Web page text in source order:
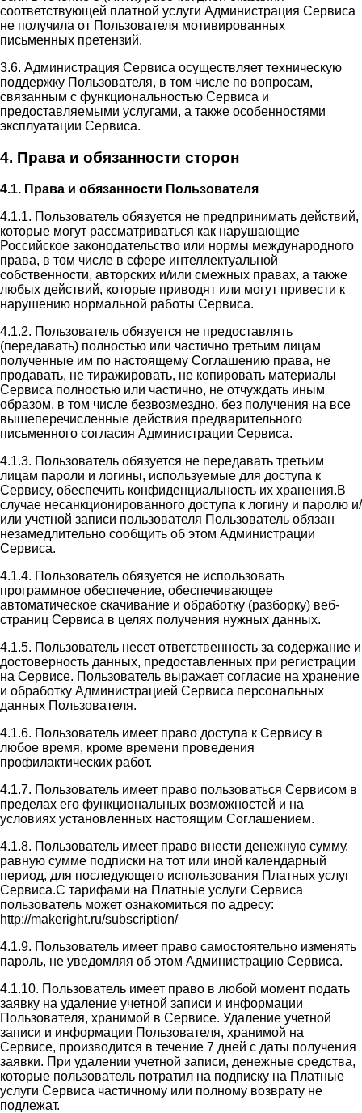
соответствующей платной услуги Администрация Сервиса
не получила от Пользователя мотивированных
письменных претензий.
3.6. Администрация Сервиса осуществляет техническую
поддержку Пользователя, в том числе по вопросам,
связанным с функциональностью Сервиса и
предоставляемыми услугами, а также особенностями
эксплуатации Сервиса.
4. Права и обязанности сторон
4.1. Права и обязанности Пользователя
4.1.1. Пользователь обязуется не предпринимать действий,
которые могут рассматриваться как нарушающие
Российское законодательство или нормы международного
права, в том числе в сфере интеллектуальной
собственности, авторских и/или смежных правах, а также
любых действий, которые приводят или могут привести к
нарушению нормальной работы Сервиса.
4.1.2. Пользователь обязуется не предоставлять
(передавать) полностью или частично третьим лицам
полученные им по настоящему Соглашению права, не
продавать, не тиражировать, не копировать материалы
Сервиса полностью или частично, не отчуждать иным
образом, в том числе безвозмездно, без получения на все
вышеперечисленные действия предварительного
письменного согласия Администрации Сервиса.
4.1.3. Пользователь обязуется не передавать третьим
лицам пароли и логины, используемые для доступа к
Сервису, обеспечить конфиденциальность их хранения.В
случае несанкционированного доступа к логину и паролю и/
или учетной записи пользователя Пользователь обязан
незамедлительно сообщить об этом Администрации
Сервиса.
4.1.4. Пользователь обязуется не использовать
программное обеспечение, обеспечивающее
автоматическое скачивание и обработку (разборку) веб-
страниц Сервиса в целях получения нужных данных.
4.1.5. Пользователь несет ответственность за содержание и
достоверность данных, предоставленных при регистрации
на Сервисе. Пользователь выражает согласие на хранение
и обработку Администрацией Сервиса персональных
данных Пользователя.
4.1.6. Пользователь имеет право доступа к Сервису в
любое время, кроме времени проведения
профилактических работ.
4.1.7. Пользователь имеет право пользоваться Сервисом в
пределах его функциональных возможностей и на
условиях установленных настоящим Соглашением.
4.1.8. Пользователь имеет право внести денежную сумму,
равную сумме подписки на тот или иной календарный
период, для последующего использования Платных услуг
Сервиса.С тарифами на Платные услуги Сервиса
пользователь может ознакомиться по адресу:
http://makeright.ru/subscription/
4.1.9. Пользователь имеет право самостоятельно изменять
пароль, не уведомляя об этом Администрацию Сервиса.
4.1.10. Пользователь имеет право в любой момент подать
заявку на удаление учетной записи и информации
Пользователя, хранимой в Сервисе. Удаление учетной
записи и информации Пользователя, хранимой на
Сервисе, производится в течение 7 дней с даты получения
заявки. При удалении учетной записи, денежные средства,
которые пользователь потратил на подписку на Платные
услуги Сервиса частичному или полному возврату не
подлежат.